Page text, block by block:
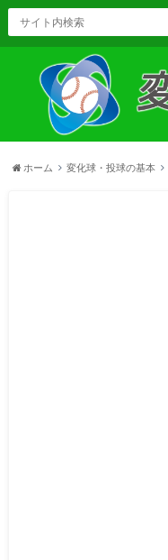
ホーム 変化球・投球の基本